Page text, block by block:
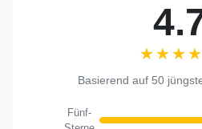
Basierend auf 50
Fünf-